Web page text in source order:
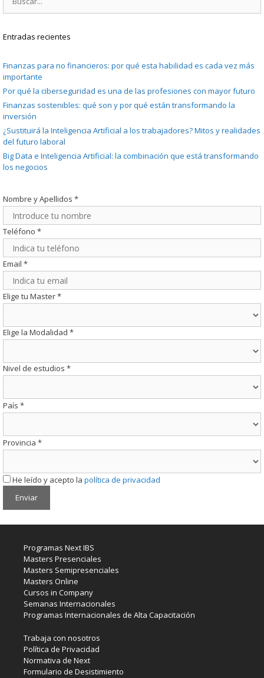
Entradas recientes
Finanzas para no financieros: por qué esta habilidad es cada vez más
importante
Por qué la ciberseguridad es una de las profesiones con mayor futuro
Finanzas sostenibles: qué son y por qué están transformando la
inversión
¿Sustituirá la Inteligencia Artificial a los trabajadores? Mitos y realidades
del futuro laboral
Big Data e Inteligencia Artificial: la combinación que está transformando
los negocios
Nombre y Apellidos *
Teléfono *
Email *
Elige tu Master*
Elige la Modalidad *
Nivel de estudios *
País *
Provincia *
He leído y acepto la política de privacidad
Programas Next IBS
Masters Presenciales
Masters Semipresenciales
Masters Online
Cursos in Company
Semanas Internacionales
Programas Internacionales de Alta Capacitación
Trabaja con nosotros
Política de Privacidad
Normativa de Next
Formulario de Desistimiento